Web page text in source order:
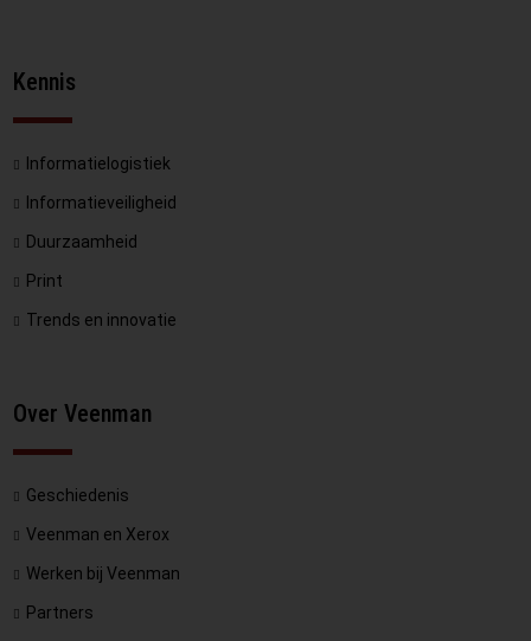
Kennis
Informatielogistiek
Informatieveiligheid
Duurzaamheid
Print
Trends en innovatie
Over Veenman
Geschiedenis
Veenman en Xerox
Werken bij Veenman
Partners